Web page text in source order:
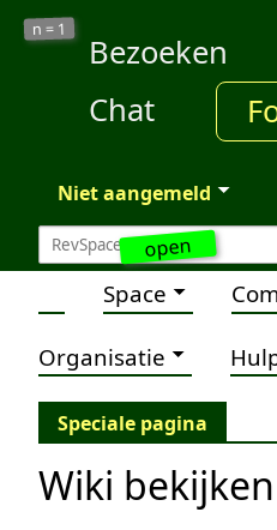
open
n = 1
Bezoeken
Chat
Niet aangemeld
Space
Organisatie
Speciale pagina
Wiki bekijken